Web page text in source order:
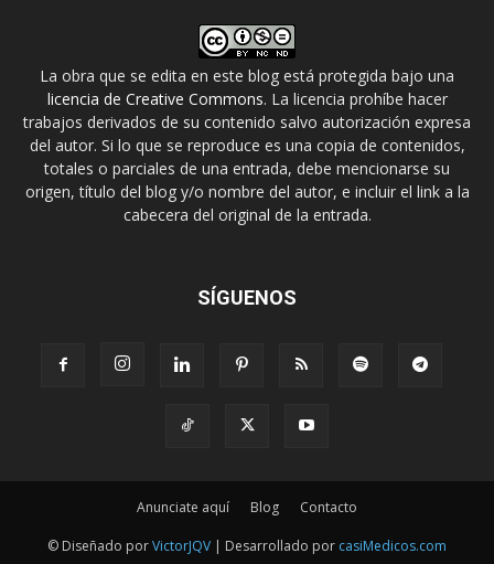
La obra que se edita en este blog está protegida bajo una
licencia de Creative Commons. La licencia prohíbe hacer
trabajos derivados de su contenido salvo autorización expresa
del autor. Si lo que se reproduce es una copia de contenidos,
totales o parciales de una entrada, debe mencionarse su
origen, título del blog y/o nombre del autor, e incluir el link a la
cabecera del original de la entrada.
SÍGUENOS
Anunciate aquí Blog Contacto
© Diseñado porVictorJQV | Desarrollado por casiMedicos.com